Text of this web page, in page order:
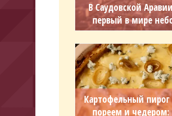
В Саудовской
первый в мире
Картофельный
пореем и чедером: